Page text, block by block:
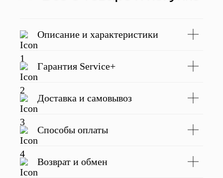
Описание и характеристики
Гарантия Service+
Доставка и самовывоз
Способы оплаты
Возврат и обмен
Напишите отзыв о нас в соц. сетях
Подробнее
С этим товаром покупают